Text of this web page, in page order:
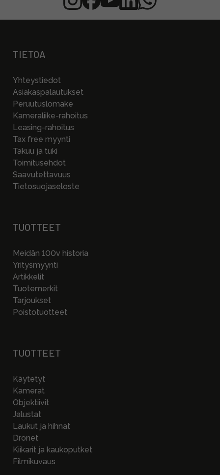
TIETOA
Yhteystiedot
Asiakaspalautukset
Peruutuslomake
Kameraliike-rahoitus
Leasing-rahoitus
Tax free myynti
Takuu ja tuki
Toimitusehdot
Saavutettavuus
Tietosuojaseloste
TUOTTEET
Meidän 100v historia
Yritysmyynti
Artikkelit
Tuotemerkit
Tarjoukset
Poistotuotteet
TUOTTEET
Käytetyt
Kamerat
Objektiivit
Jalustat
Laukut ja hihnat
Dronet
Kiikarit ja kaukoputket
Filmikuvaus